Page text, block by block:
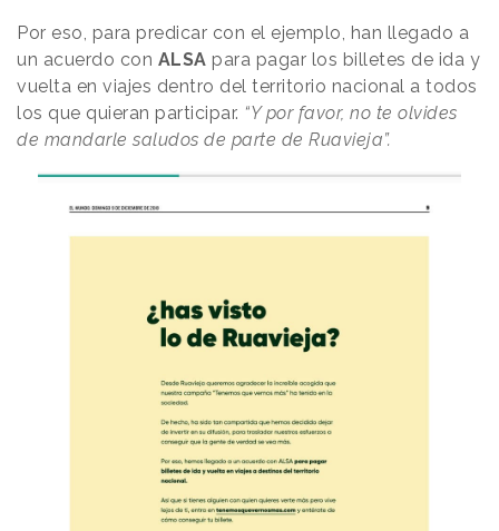
Por eso, para predicar con el ejemplo, han llegado a
un acuerdo con ALSA para pagar los billetes de ida y
vuelta en viajes dentro del territorio nacional a todos
los que quieran participar. “Y por favor, no te olvides
de mandarle saludos de parte de Ruavieja”.